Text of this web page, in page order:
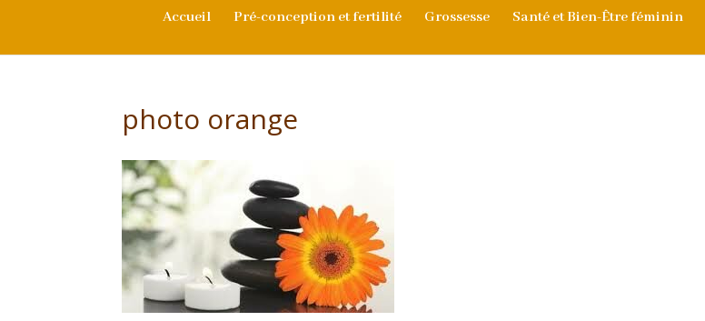
Accueil Pré-conception et fertilité Grossesse Santé et Bien-Être féminin
photo orange